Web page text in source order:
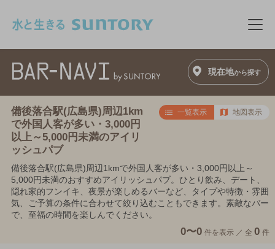
メ
現在地から探す
備後落合駅(広島県)周辺1km
で外国人客が多い・3,000円
以上～5,000円未満のアイリ
ッシュパブ
一覧表示 地図表示
備後落合駅(広島県)周辺1kmで外国人客が多い・3,000円以上～
5,000円未満のおすすめアイリッシュパブ。ひとり飲み、デート、
隠れ家的フンイキ、夜景が楽しめるバーなど、タイプや特徴・雰囲
気、ご予算の条件に合わせて絞り込むこともできます。素敵なバー
で、至福の時間を楽しんでください。
0〜0 件を表示 ／ 全 0 件